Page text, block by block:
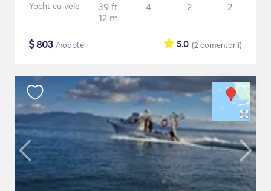
Yacht cu vele
39 ft
12 m
4 2 2
$803 /noapte (2 comentarii)
5.0